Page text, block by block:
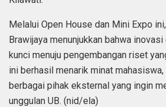
Melalui Open House dan Mini Expo
Brawijaya menunjukkan bahwa
kunci menuju pengembangan riset
ini berhasil menarik minat
berbagai pihak eksternal yang ingin
unggulan UB. (nid/ela)